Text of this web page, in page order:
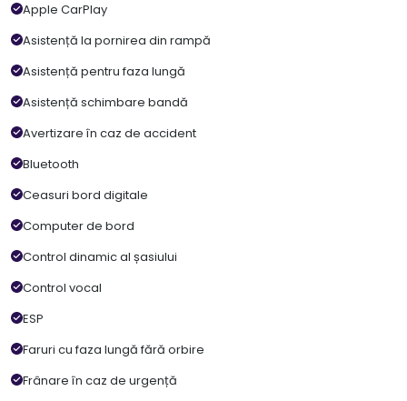
Apple CarPlay
Asistență la pornirea din rampă
Asistență pentru faza lungă
Asistență schimbare bandă
Avertizare în caz de accident
Bluetooth
Ceasuri bord digitale
Computer de bord
Control dinamic al șasiului
Control vocal
ESP
Faruri cu faza lungă fără orbire
Frânare în caz de urgență